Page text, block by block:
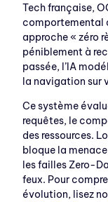
Tech française,
comportemental
approche « zéro
péniblement à
passée, l’IA
la navigation sur
Ce système
requêtes, le
des ressources.
bloque la
les failles Zero-
feux. Pour
évolution, lisez